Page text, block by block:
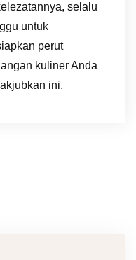
selalu
untuk
perut
kuliner Anda
ini.